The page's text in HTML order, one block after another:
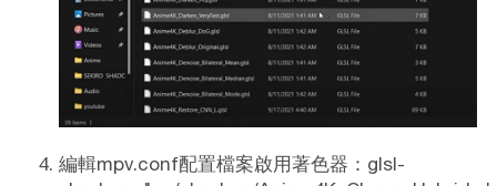
編輯mpv.conf配置檔案啟用著色器：glsl-